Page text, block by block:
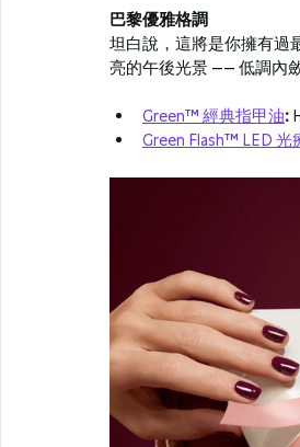
巴黎優雅格調
坦白說，這將是你擁有過
亮的午後光景 —— 低調內
Green™ 經典指甲油:
Green Flash™ LED 光